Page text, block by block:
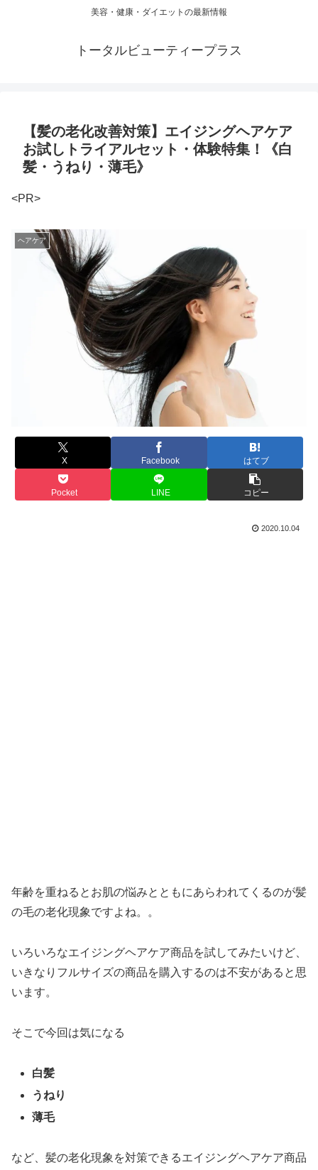
美容・健康・ダイエットの最新情報
トータルビューティープラス
【髪の老化改善対策】エイジングヘアケア
お試しトライアルセット・体験特集！《白
髪・うねり・薄毛》
<PR>
ヘアケア
X Facebook はてブ
Pocket LINE コピー
2020.10.04
年齢を重ねるとお肌の悩みとともにあらわれてくるのが髪
の毛の老化現象ですよね。。
いろいろなエイジングヘアケア商品を試してみたいけど、
いきなりフルサイズの商品を購入するのは不安があると思
います。
そこで今回は気になる
白髪
うねり
薄毛
など、髪の老化現象を対策できるエイジングヘアケア商品